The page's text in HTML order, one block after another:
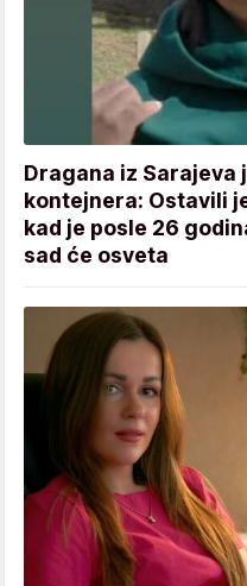
Dragana iz Sarajeva
kontejnera: Ostavili
kad je posle 26
sad će osveta